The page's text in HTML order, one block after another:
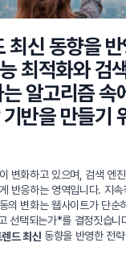
최신 동향을
최적화와 검
알고리즘 속
반을 만들기
변화하고 있으며, 검색 엔
반응하는 영역입니다. 지
의 변화는 웹사이트가 단순
선택되는가*를 결정짓습니
드 최신 동향을 반영한 전